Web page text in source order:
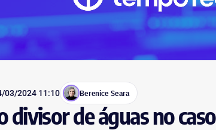
03/2024 11:10 Berenice Seara
divisor de águas no